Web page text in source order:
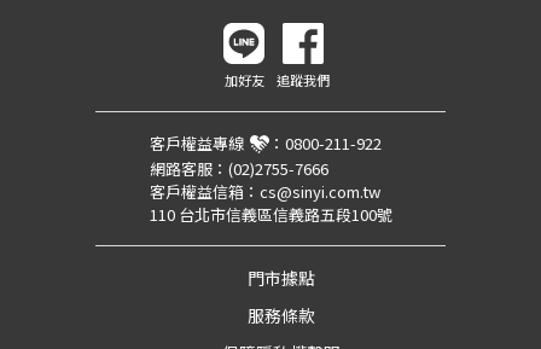
加好友 追蹤我們
客戶權益專線 ： 0800-211-922
網路客服： (02)2755-7666
客戶權益信箱： cs@sinyi.com.tw
110 台北市信義區信義路五段100號
門市據點
服務條款